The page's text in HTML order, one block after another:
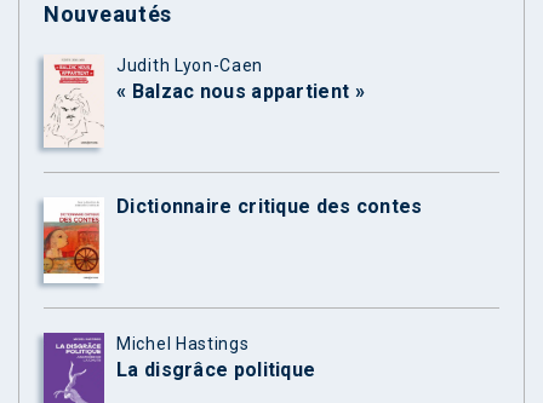
Nouveautés
Judith Lyon-Caen
« Balzac nous appartient »
Dictionnaire critique des contes
Michel Hastings
La disgrâce politique